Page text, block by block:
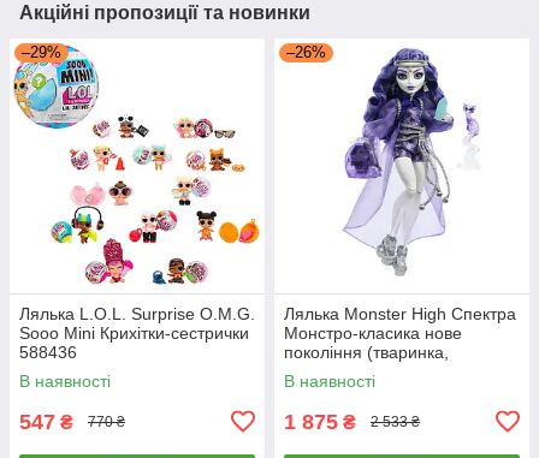
Акційні пропозиції та новинки
–29%
Лялька L.O.L. Surprise O.M.G.
Sooo Mini Крихітки-сестрички
588436
В наявності
547 ₴ 770 ₴
–26%
Лялька Monster High Спектра
Монстро-класика нове
покоління (тваринка,
аксесуари) HXH77
В наявності
1 875 ₴ 2 533 ₴